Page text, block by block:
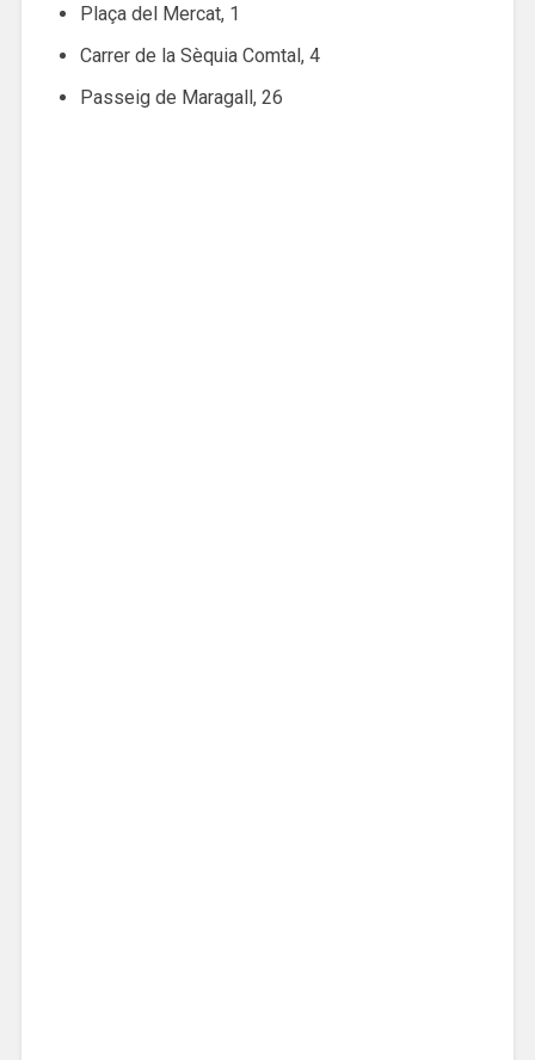
Plaça del Mercat, 1
Carrer de la Sèquia Comtal, 4
Passeig de Maragall, 26